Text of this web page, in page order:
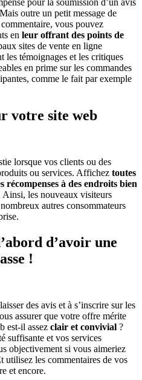
pour la soumission d’un avis
outre un petit message de
vous pouvez
en leur offrant des points de
sites de vente en ligne
les témoignages et les critiques
en prime sur les commandes
comme le fait par exemple
votre site web
lorsque vos clients ou des
ou services. Affichez toutes
récompenses à des endroits bien
Ainsi, les nouveaux visiteurs
autres consommateurs
d’avoir une
!
des avis et à s’inscrire sur les
assurer que votre offre mérite
est-il assez clair et convivial ?
suffisante et vos services
objectivement si vous aimeriez
utilisez les commentaires de vos
et encore.